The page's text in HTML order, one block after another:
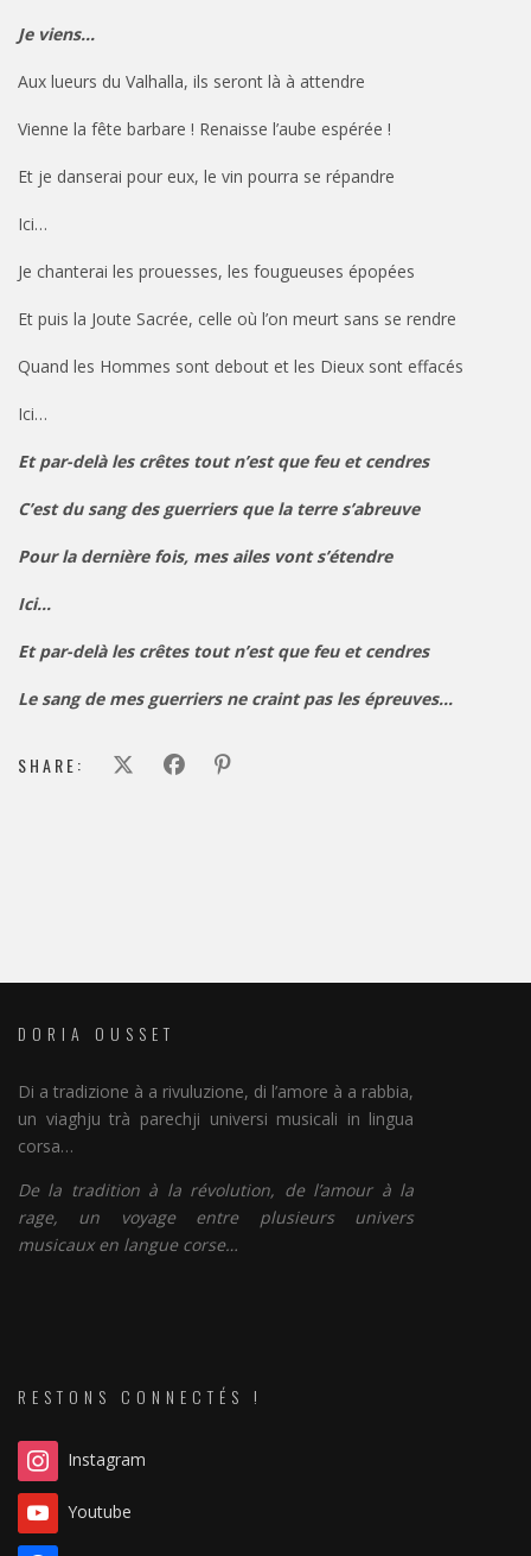
Je viens…
Aux lueurs du Valhalla, ils seront là à attendre
Vienne la fête barbare ! Renaisse l’aube espérée !
Et je danserai pour eux, le vin pourra se répandre
Ici…
Je chanterai les prouesses, les fougueuses épopées
Et puis la Joute Sacrée, celle où l’on meurt sans se rendre
Quand les Hommes sont debout et les Dieux sont effacés
Ici…
Et par-delà les crêtes tout n’est que feu et cendres
C’est du sang des guerriers que la terre s’abreuve
Pour la dernière fois, mes ailes vont s’étendre
Ici…
Et par-delà les crêtes tout n’est que feu et cendres
Le sang de mes guerriers ne craint pas les épreuves…
SHARE:
DORIA OUSSET
Di a tradizione à a rivuluzione, di l’amore à a rabbia,
un viaghju trà parechji universi musicali in lingua
corsa…
De la tradition à la révolution, de l’amour à la
rage, un voyage entre plusieurs univers
musicaux en langue corse…
RESTONS CONNECTÉS !
Instagram
Youtube